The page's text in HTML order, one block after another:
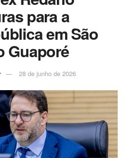
para a
em São
Guaporé
28 de junho de 2026